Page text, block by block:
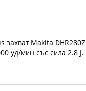
захват Makita
уд/мин със сила 2.8